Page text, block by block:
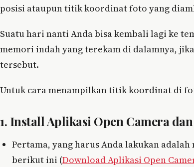
posisi ataupun titik koordinat foto yang
Suatu hari nanti Anda bisa kembali lagi ke
memori indah yang terekam di dalamnya,
tersebut.
Untuk cara menampilkan titik koordinat di
1. Install Aplikasi Open Camera
Pertama, yang harus Anda lakukan
berikut ini (Download Aplikasi Open